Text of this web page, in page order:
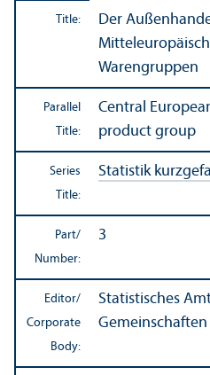
Title:
Der
Warengruppen
Parallel
Title:
Central
product group
Series
Title:
Statistik
Part/
Number:
3
Editor/
Corporate
Body:
Statistisches
Gemeinschaften